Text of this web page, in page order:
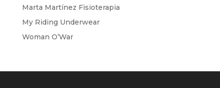
Marta Martínez Fisioterapia
My Riding Underwear
Woman O’War